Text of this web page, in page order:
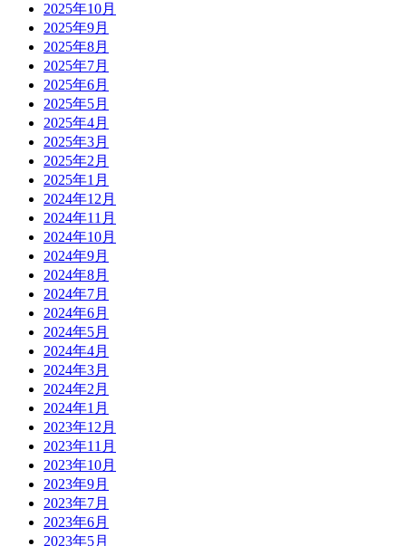
2025年10月
2025年9月
2025年8月
2025年7月
2025年6月
2025年5月
2025年4月
2025年3月
2025年2月
2025年1月
2024年12月
2024年11月
2024年10月
2024年9月
2024年8月
2024年7月
2024年6月
2024年5月
2024年4月
2024年3月
2024年2月
2024年1月
2023年12月
2023年11月
2023年10月
2023年9月
2023年7月
2023年6月
2023年5月